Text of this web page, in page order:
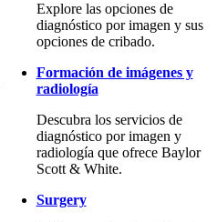
Explore las opciones de
diagnóstico por imagen y sus
opciones de cribado.
Formación de imágenes y
radiología
Descubra los servicios de
diagnóstico por imagen y
radiología que ofrece Baylor
Scott & White.
Surgery